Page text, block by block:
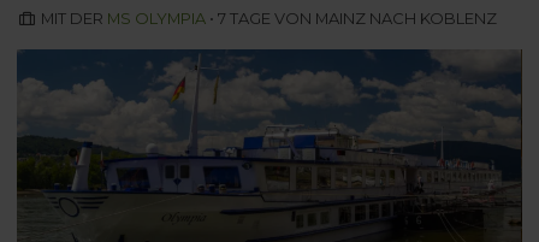
Reedereien
Schiffe
Über uns
Wissen
Suche
MIT DER MS OLYMPIA• 7 TAGE VON MAINZ NACH KOBLENZ